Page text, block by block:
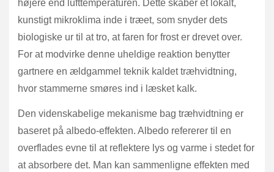
højere end lufttemperaturen. Dette skaber et lokalt,
kunstigt mikroklima inde i træet, som snyder dets
biologiske ur til at tro, at faren for frost er drevet over.
For at modvirke denne uheldige reaktion benytter
gartnere en ældgammel teknik kaldet træhvidtning,
hvor stammerne smøres ind i læsket kalk.
Den videnskabelige mekanisme bag træhvidtning er
baseret på albedo-effekten. Albedo refererer til en
overflades evne til at reflektere lys og varme i stedet for
at absorbere det. Man kan sammenligne effekten med